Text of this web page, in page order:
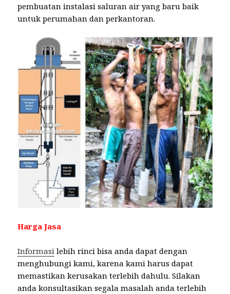
pembuatan instalasi saluran air yang baru baik
untuk perumahan dan perkantoran.
Harga Jasa
Informasi lebih rinci bisa anda dapat dengan
menghubungi kami, karena kami harus dapat
memastikan kerusakan terlebih dahulu. Silakan
anda konsultasikan segala masalah anda terlebih